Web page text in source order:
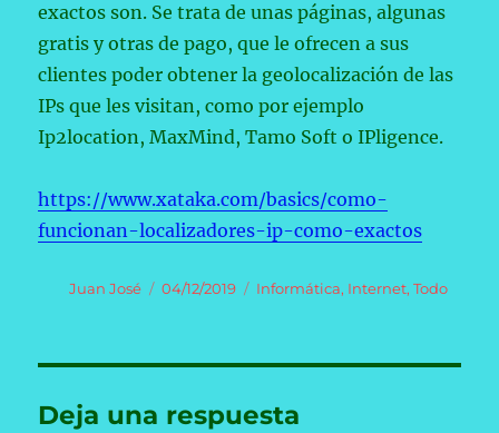
exactos son. Se trata de unas páginas, algunas
gratis y otras de pago, que le ofrecen a sus
clientes poder obtener la geolocalización de las
IPs que les visitan, como por ejemplo
Ip2location, MaxMind, Tamo Soft o IPligence.
https://www.xataka.com/basics/como-
funcionan-localizadores-ip-como-exactos
Autor
Juan José
Publicado
04/12/2019 Categorías
Informática, Internet,Todo
Deja una respuesta